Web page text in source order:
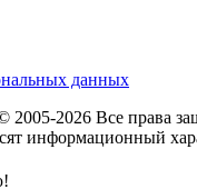
данных
2026 Все права
информационный